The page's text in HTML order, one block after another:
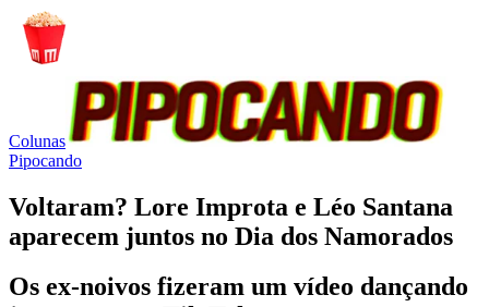
Colunas
Pipocando
Voltaram? Lore Improta e Léo Santana
aparecem juntos no Dia dos Namorados
Os ex-noivos fizeram um vídeo dançando